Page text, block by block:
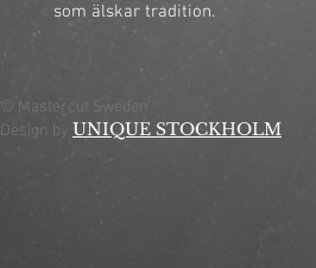
som älskar tradition.
© Mastercut Sweden
Design by UNIQUE STOCKHOLM